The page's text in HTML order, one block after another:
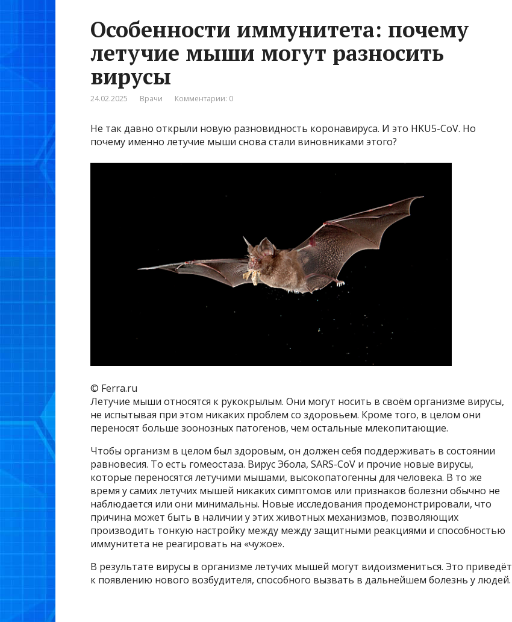
Особенности иммунитета: почему
летучие мыши могут разносить
вирусы
24.02.2025 Врачи Комментарии: 0
Не так давно открыли новую разновидность коронавируса. И это HKU5-CoV. Но
почему именно летучие мыши снова стали виновниками этого?
© Ferra.ru
Летучие мыши относятся к рукокрылым. Они могут носить в своём организме вирусы,
не испытывая при этом никаких проблем со здоровьем. Кроме того, в целом они
переносят больше зоонозных патогенов, чем остальные млекопитающие.
Чтобы организм в целом был здоровым, он должен себя поддерживать в состоянии
равновесия. То есть гомеостаза. Вирус Эбола, SARS-CoV и прочие новые вирусы,
которые переносятся летучими мышами, высокопатогенны для человека. В то же
время у самих летучих мышей никаких симптомов или признаков болезни обычно не
наблюдается или они минимальны. Новые исследования продемонстрировали, что
причина может быть в наличии у этих животных механизмов, позволяющих
производить тонкую настройку между между защитными реакциями и способностью
иммунитета не реагировать на «чужое».
В результате вирусы в организме летучих мышей могут видоизмениться. Это приведёт
к появлению нового возбудителя, способного вызвать в дальнейшем болезнь у людей.